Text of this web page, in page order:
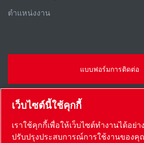
ตําแหน่งงาน
แบบฟอร์มการติดต่อ
เว็บไซต์นี้ใช้คุกกี้
เราใช้คุกกี้เพื่อให้เว็บไซต์ทำงานได้อย่า
ปรับปรุงประสบการณ์การใช้งานของคุ